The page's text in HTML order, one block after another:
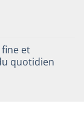
et
quotidien